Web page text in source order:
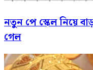
নতুন পে স্কেল নিয়ে
গেল